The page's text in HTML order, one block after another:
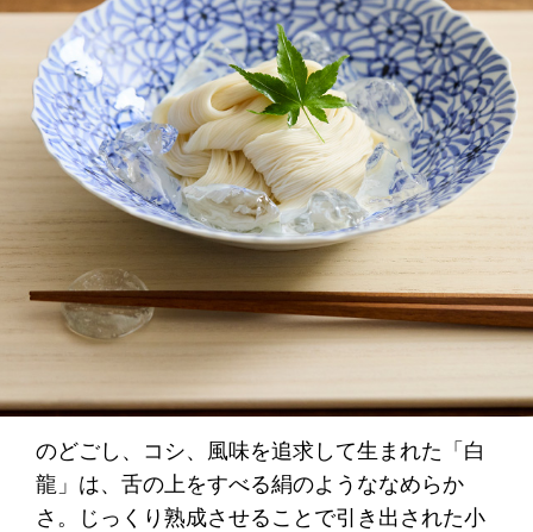
のどごし、コシ、風味を追求して生まれた「白
龍」は、舌の上をすべる絹のようななめらか
さ。じっくり熟成させることで引き出された小